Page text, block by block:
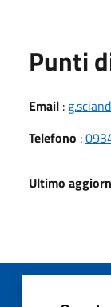
Punti
Email :
Telefono :
Ultimo